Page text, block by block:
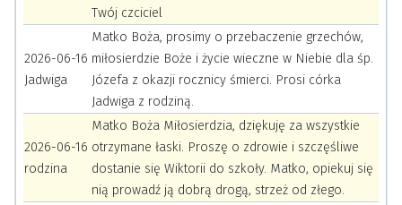
Twój czciciel
2026-06-16
Jadwiga
Matko Boża, prosimy o przebaczenie grzechów,
miłosierdzie Boże i życie wieczne w Niebie dla śp.
Józefa z okazji rocznicy śmierci. Prosi córka
Jadwiga z rodziną.
2026-06-16
rodzina
Matko Boża Miłosierdzia, dziękuję za wszystkie
otrzymane łaski. Proszę o zdrowie i szczęśliwe
dostanie się Wiktorii do szkoły. Matko, opiekuj się
nią prowadź ją dobrą drogą, strzeż od złego.